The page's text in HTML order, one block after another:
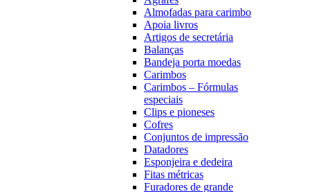
Almofadas para carimbo
Apoia livros
Artigos de secretária
Balanças
Bandeja porta moedas
Carimbos
Carimbos – Fórmulas
especiais
Clips e pioneses
Cofres
Conjuntos de impressão
Datadores
Esponjeira e dedeira
Fitas métricas
Furadores de grande